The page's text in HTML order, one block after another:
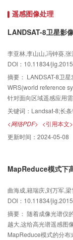
良好的通用性。 通过对
遥感图像处理
LANDSAT-8卫星影
李亚林,李山山,冯钟葵,张
DOI：10.11834/
摘要： LANDSAT-8卫
WRS(world reference
针对面向区域遥感应用
带数据处理方法。 长条
了预处理、长条带数据
像处理的关键技术。 利
条带影像,辐射均一性得
传统的分景处理再镶嵌
数据需求。
关键词： Landsat-8;长
<网络PDF> <引用本文>
更新时间： 2024-05-08
MapReduce模式下
曲海成,籍瑞庆,刘万军,
DOI：10.11834/
摘要： 随着成像光谱仪
越大,这给高光谱遥感图
MapReduce模式的分布